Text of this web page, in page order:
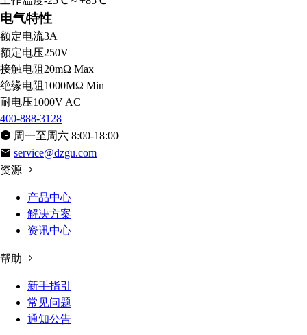
电气特性
额定电流3A
额定电压250V
接触电阻 20mΩ Max
绝缘电阻 1000MΩ Min
耐电压1000V AC
400-888-3128
周一至周六 8:00-18:00
service@dzgu.com
资源
产品中心
解决方案
资讯中心
帮助
新手指引
常见问题
通知公告